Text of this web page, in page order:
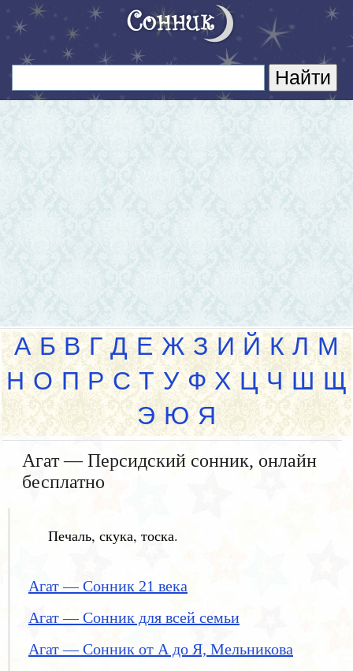
А Б В Г Д Е Ж З И Й К Л М
Н О П Р С Т У Ф Х Ц Ч Ш Щ
Э Ю Я
Агат — Персидский сонник, онлайн
бесплатно
Печаль, скука, тоска.
Агат — Сонник 21 века
Агат — Сонник для всей семьи
Агат — Сонник от А до Я, Мельникова